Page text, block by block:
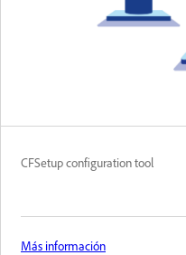
CFSetup configuration tool
Más información